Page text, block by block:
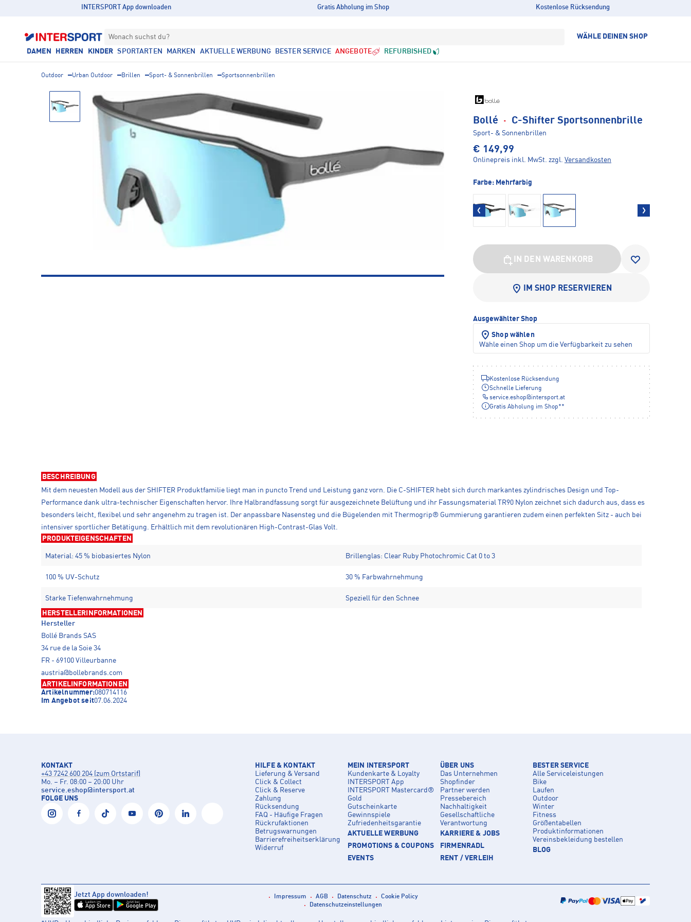
INTERSPORT App downloaden Gratis Abholung im Shop Kostenlose Rücksendung
Wonach suchst du? WÄHLE DEINEN SHOP
DAMEN HERREN KINDER SPORTARTEN MARKEN AKTUELLE WERBUNG BESTER SERVICE ANGEBOTE REFURBISHED
Outdoor Urban Outdoor Brillen Sport- & Sonnenbrillen Sportsonnenbrillen
Bollé · C-Shifter Sportsonnenbrille
Sport- & Sonnenbrillen
€ 149,99
Onlinepreis inkl. MwSt. zzgl. Versandkosten
Farbe: Mehrfarbig
IN DEN WARENKORB
IM SHOP RESERVIEREN
Ausgewählter Shop
Shop wählen
Wähle einen Shop um die Verfügbarkeit zu sehen
Kostenlose Rücksendung
Schnelle Lieferung
service.eshop@intersport.at
Gratis Abholung im Shop**
BESCHREIBUNG
Mit dem neuesten Modell aus der SHIFTER Produktfamilie liegt man in puncto Trend und Leistung ganz vorn. Die C-SHIFTER hebt sich durch markantes zylindrisches Design und Top-
Performance dank ultra-technischer Eigenschaften hervor. Ihre Halbrandfassung sorgt für ausgezeichnete Belüftung und ihr Fassungsmaterial TR90 Nylon zeichnet sich dadurch aus, dass es
besonders leicht, flexibel und sehr angenehm zu tragen ist. Der anpassbare Nasensteg und die Bügelenden mit Thermogrip® Gummierung garantieren zudem einen perfekten Sitz - auch bei
intensiver sportlicher Betätigung. Erhältlich mit dem revolutionären High-Contrast-Glas Volt.
PRODUKTEIGENSCHAFTEN
Material: 45 % biobasiertes Nylon Brillenglas: Clear Ruby Photochromic Cat 0 to 3
100 % UV-Schutz 30 % Farbwahrnehmung
Starke Tiefenwahrnehmung Speziell für den Schnee
HERSTELLERINFORMATIONEN
Hersteller
Bollé Brands SAS
34 rue de la Soie 34
FR - 69100 Villeurbanne
austria@bollebrands.com
ARTIKELINFORMATIONEN
Artikelnummer:080714116
Im Angebot seit07.06.2024
KONTAKT
+43 7242 600 204 (zum Ortstarif)
Mo. – Fr. 08:00 – 20:00 Uhr
service.eshop@intersport.at
FOLGE UNS
HILFE & KONTAKT
Lieferung & Versand
Click & Collect
Click & Reserve
Zahlung
Rücksendung
FAQ - Häufige Fragen
Rückrufaktionen
Betrugswarnungen
Barrierefreiheitserklärung
Widerruf
MEIN INTERSPORT
Kundenkarte & Loyalty
INTERSPORT App
INTERSPORT Mastercard®
Gold
Gutscheinkarte
Gewinnspiele
Zufriedenheitsgarantie
AKTUELLE WERBUNG
PROMOTIONS & COUPONS
EVENTS
ÜBER UNS
Das Unternehmen
Shopfinder
Partner werden
Pressebereich
Nachhaltigkeit
Gesellschaftliche
Verantwortung
KARRIERE & JOBS
FIRMENRADL
RENT / VERLEIH
BESTER SERVICE
Alle Serviceleistungen
Bike
Laufen
Outdoor
Winter
Fitness
Größentabellen
Produktinformationen
Vereinsbekleidung bestellen
BLOG
Jetzt App downloaden!
Laden im
App Store
Jetzt bei
Google Play
Impressum AGB Datenschutz
Cookie Policy
Datenschutzeinstellungen